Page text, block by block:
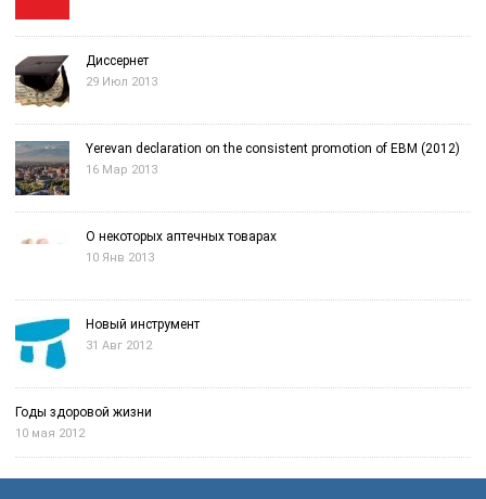
Диссернет
29 Июл 2013
Yerevan declaration on the consistent promotion of EBM (2012)
16 Мар 2013
О некоторых аптечных товарах
10 Янв 2013
Новый инструмент
31 Авг 2012
Годы здоровой жизни
10 мая 2012